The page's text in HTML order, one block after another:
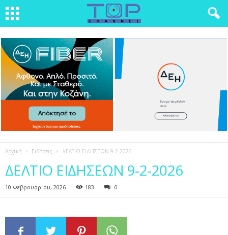
Αρχική Ειδήσεις ΔΕΛΤΙΟ ΕΙΔΗΣΕΩΝ 9-2-2026
ΔΕΛΤΙΟ ΕΙΔΗΣΕΩΝ 9-2-2026
10 Φεβρουαρίου, 2026 183 0